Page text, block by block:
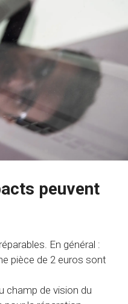
peuvent
En général :
pièce de 2 euros sont
champ de vision du